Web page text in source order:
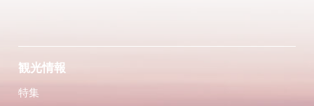
観光情報
特集